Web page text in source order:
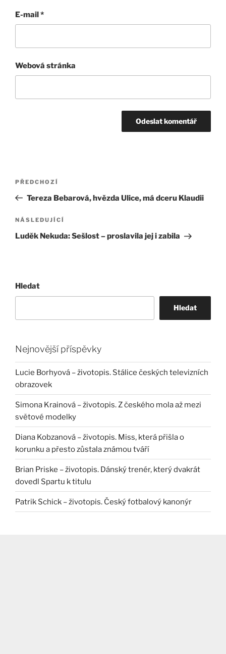
E-mail*
Webová stránka
Navigace
příspěvek
Předchozí
příspěvek
PŘEDCHOZÍ
Tereza Bebarová, hvězda Ulice, má dceru Klaudii
Následující
příspěvek
NÁSLEDUJÍCÍ
Luděk Nekuda: Sešlost – proslavila jej i zabila
Hledat
Hledat
Nejnovější příspěvky
Lucie Borhyová – životopis. Stálice českých televizních
obrazovek
Simona Krainová – životopis. Z českého mola až mezi
světové modelky
Diana Kobzanová – životopis. Miss, která přišla o
korunku a přesto zůstala známou tváří
Brian Priske – životopis. Dánský trenér, který dvakrát
dovedl Spartu k titulu
Patrik Schick – životopis. Český fotbalový kanonýr